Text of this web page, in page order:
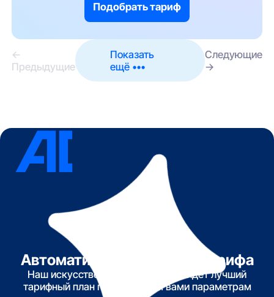
Подобрать тариф
←
Предыдущие
Показать
ещё •••
Следующие
→
Автоматический подбор тарифа
Наш искусственный интеллект найдет лучший
тарифный план по указанным вами параметрам